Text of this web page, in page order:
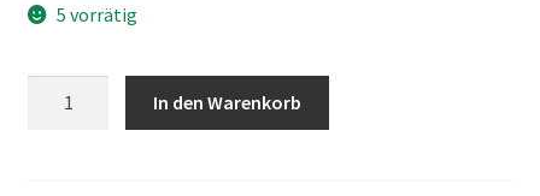
5 vorrätig
In den Warenkorb